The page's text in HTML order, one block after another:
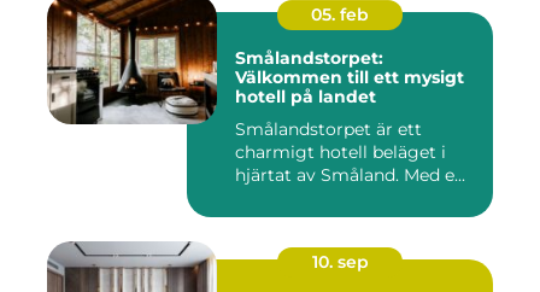
05. feb
Smålandstorpet:
Välkommen till ett mysigt
hotell på landet
Smålandstorpet är ett
charmigt hotell beläget i
hjärtat av Småland. Med e...
10. sep